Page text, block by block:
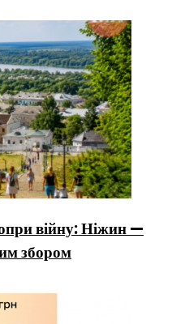
війну: Ніжин —
збором